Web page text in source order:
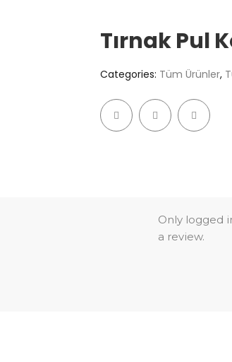
Tırnak Pul
Categories: Tüm Ürünler,
Only logged
a review.